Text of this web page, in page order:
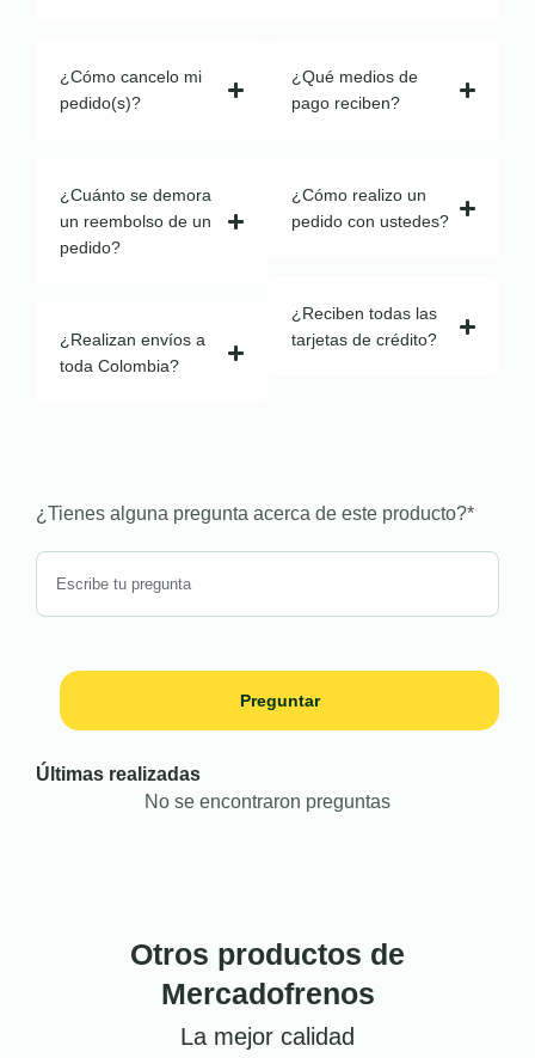
¿Cómo cancelo mi
pedido(s)?
¿Cuánto se demora
un reembolso de un
pedido?
¿Realizan envíos a
toda Colombia?
¿Qué medios de
pago reciben?
¿Cómo realizo un
pedido con ustedes?
¿Reciben todas las
tarjetas de crédito?
¿Tienes alguna pregunta acerca de este producto?*
Preguntar
Últimas realizadas
No se encontraron preguntas
Otros productos de
Mercadofrenos
La mejor calidad